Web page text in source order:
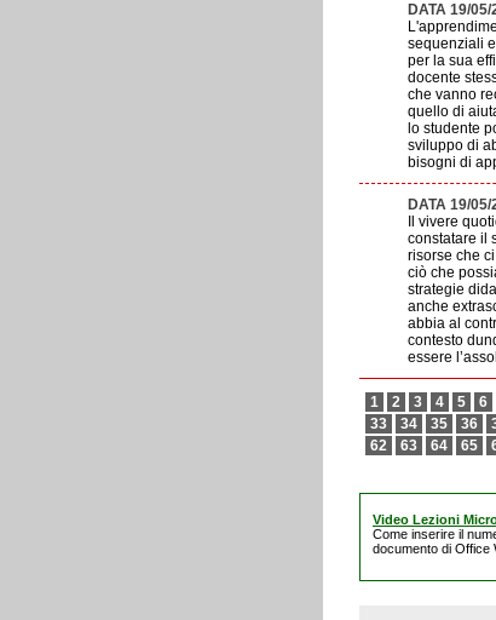
DATA 19/
sequenziali
per la sua
docente
che vanno
quello di
lo studente
sviluppo di
bisogni di
DATA 19/
Il vivere
constatare il
risorse che
ciò che
strategie
anche
abbia al
contesto
essere
1 2 3 4 5 6
33
34 35 36
62
63 64 65
Video Lezioni
Come inserire il
documento di Office